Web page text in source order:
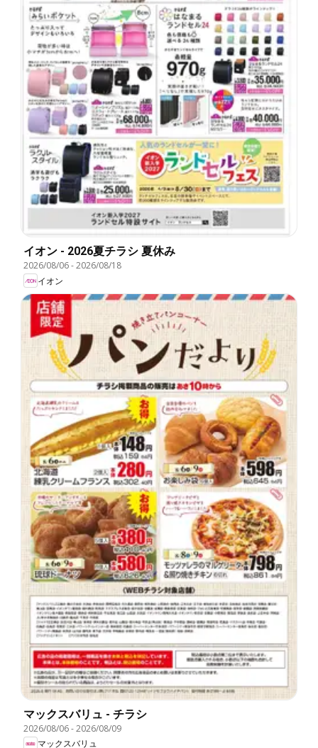
イオン - 2026夏チラシ 夏休み
2026/08/06-2026/08/18
イオン
マックスバリュ - チラシ
2026/08/06-2026/08/09
マックスバリュ